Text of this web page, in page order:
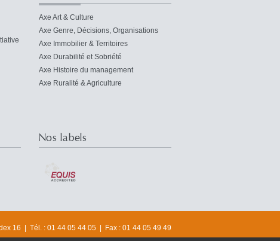
Axe Art & Culture
Axe Genre, Décisions, Organisations
Axe Immobilier & Territoires
Axe Durabilité et Sobriété
Axe Histoire du management
Axe Ruralité & Agriculture
Nos labels
16 | Tél. : 01 44 05 44 05 | Fax : 01 44 05 49 49